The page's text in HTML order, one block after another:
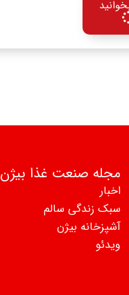
مجله صنعت غذا بیژن
اخبار
سبک زندگی سالم
آشپزخانه بیژن
ویدئو